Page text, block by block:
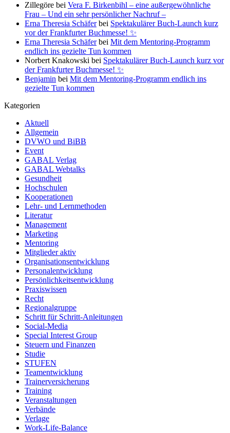
Zillegöre bei Vera F. Birkenbihl – eine außergewöhnliche
Frau – Und ein sehr persönlicher Nachruf –
Erna Theresia Schäferbei Spektakulärer Buch-Launch kurz
vor der Frankfurter Buchmesse! ✨
Erna Theresia Schäferbei Mit dem Mentoring-Programm
endlich ins gezielte Tun kommen
Norbert Knakowski bei Spektakulärer Buch-Launch kurz vor
der Frankfurter Buchmesse! ✨
Benjamin bei Mit dem Mentoring-Programm endlich ins
gezielte Tun kommen
Kategorien
Aktuell
Allgemein
DVWO und BiBB
Event
GABAL Verlag
GABAL Webtalks
Gesundheit
Hochschulen
Kooperationen
Lehr- und Lernmethoden
Literatur
Management
Marketing
Mentoring
Mitglieder aktiv
Organisationsentwicklung
Personalentwicklung
Persönlichkeitsentwicklung
Praxiswissen
Recht
Regionalgruppe
Schritt für Schritt-Anleitungen
Social-Media
Special Interest Group
Steuern und Finanzen
Studie
STUFEN
Teamentwicklung
Trainerversicherung
Training
Veranstaltungen
Verbände
Verlage
Work-Life-Balance